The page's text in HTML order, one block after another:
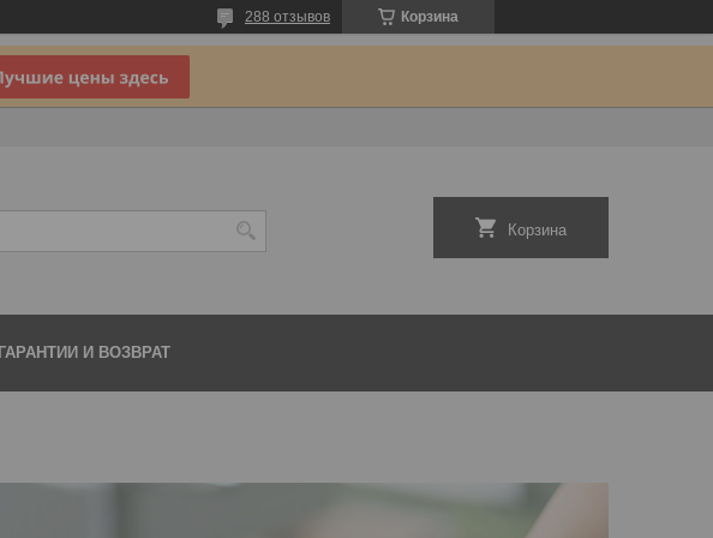
Корзина
288 отзывов
Корзина
ГАРАНТИИ И ВОЗВРАТ